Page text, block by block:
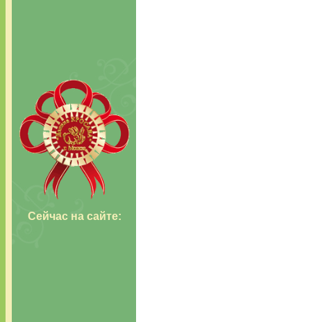
Сейчас на сайте: